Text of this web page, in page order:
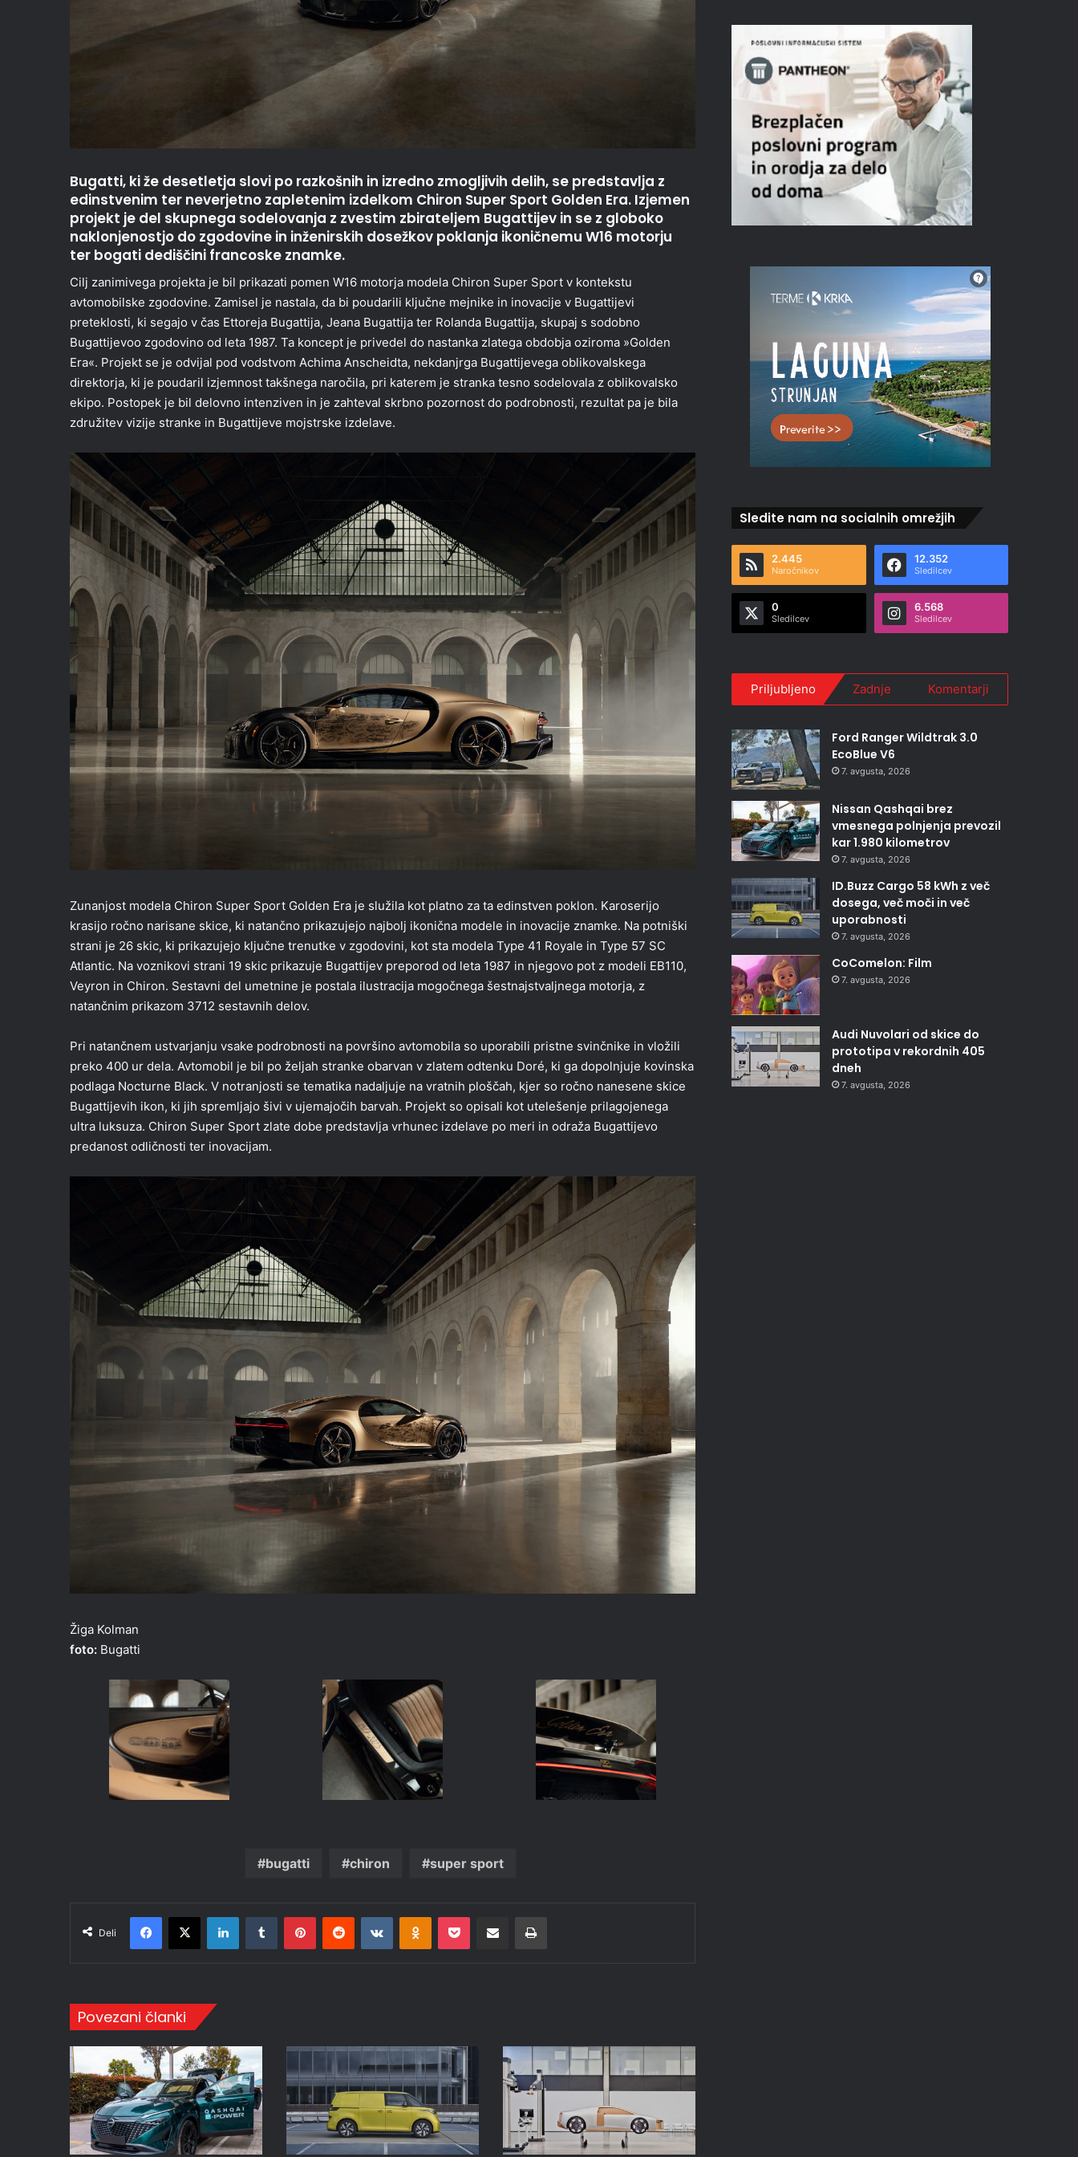
Bugatti, ki že desetletja slovi po razkošnih in izredno zmogljivih delih, se predstavlja z
edinstvenim ter neverjetno zapletenim izdelkom Chiron Super Sport Golden Era. Izjemen
projekt je del skupnega sodelovanja z zvestim zbirateljem Bugattijev in se z globoko
naklonjenostjo do zgodovine in inženirskih dosežkov poklanja ikoničnemu W16 motorju
ter bogati dediščini francoske znamke.
Cilj zanimivega projekta je bil prikazati pomen W16 motorja modela Chiron Super Sport v kontekstu
avtomobilske zgodovine. Zamisel je nastala, da bi poudarili ključne mejnike in inovacije v Bugattijevi
preteklosti, ki segajo v čas Ettoreja Bugattija, Jeana Bugattija ter Rolanda Bugattija, skupaj s sodobno
Bugattijevoo zgodovino od leta 1987. Ta koncept je privedel do nastanka zlatega obdobja oziroma »Golden
Era«. Projekt se je odvijal pod vodstvom Achima Anscheidta, nekdanjrga Bugattijevega oblikovalskega
direktorja, ki je poudaril izjemnost takšnega naročila, pri katerem je stranka tesno sodelovala z oblikovalsko
ekipo. Postopek je bil delovno intenziven in je zahteval skrbno pozornost do podrobnosti, rezultat pa je bila
združitev vizije stranke in Bugattijeve mojstrske izdelave.
Zunanjost modela Chiron Super Sport Golden Era je služila kot platno za ta edinstven poklon. Karoserijo
krasijo ročno narisane skice, ki natančno prikazujejo najbolj ikonična modele in inovacije znamke. Na potniški
strani je 26 skic, ki prikazujejo ključne trenutke v zgodovini, kot sta modela Type 41 Royale in Type 57 SC
Atlantic. Na voznikovi strani 19 skic prikazuje Bugattijev preporod od leta 1987 in njegovo pot z modeli EB110,
Veyron in Chiron. Sestavni del umetnine je postala ilustracija mogočnega šestnajstvaljnega motorja, z
natančnim prikazom 3712 sestavnih delov.
Pri natančnem ustvarjanju vsake podrobnosti na površino avtomobila so uporabili pristne svinčnike in vložili
preko 400 ur dela. Avtomobil je bil po željah stranke obarvan v zlatem odtenku Doré, ki ga dopolnjuje kovinska
podlaga Nocturne Black. V notranjosti se tematika nadaljuje na vratnih ploščah, kjer so ročno nanesene skice
Bugattijevih ikon, ki jih spremljajo šivi v ujemajočih barvah. Projekt so opisali kot utelešenje prilagojenega
ultra luksuza. Chiron Super Sport zlate dobe predstavlja vrhunec izdelave po meri in odraža Bugattijevo
predanost odličnosti ter inovacijam.
Žiga Kolman
foto: Bugatti
bugatti chiron super sport
Deli
Facebook
X LinkedInTumblr PinterestReddit VKontakteOdnoklassniki
Pocket Deli po epošti Natisni
Povezani članki
Sledite nam na socialnih omrežjih
2.445
Naročnikov
12.352
Sledilcev
0
Sledilcev
6.568
Sledilcev
Priljubljeno Zadnje Komentarji
Ford Ranger Wildtrak 3.0
EcoBlue V6
7. avgusta, 2026
Nissan Qashqai brez
vmesnega polnjenja prevozil
kar 1.980 kilometrov
7. avgusta, 2026
ID.Buzz Cargo 58 kWh z več
dosega, več moči in več
uporabnosti
7. avgusta, 2026
CoComelon: Film
7. avgusta, 2026
Audi Nuvolari od skice do
prototipa v rekordnih 405
dneh
7. avgusta, 2026